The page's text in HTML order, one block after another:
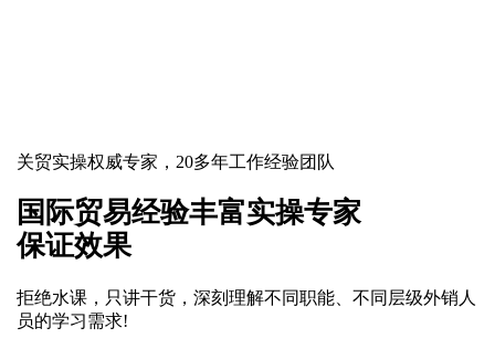
关贸实操权威专家，20多年工作经验团队
国际贸易经验丰富实操专家
保证效果
拒绝水课，只讲干货，深刻理解不同职能、不同层级外销人
员的学习需求!